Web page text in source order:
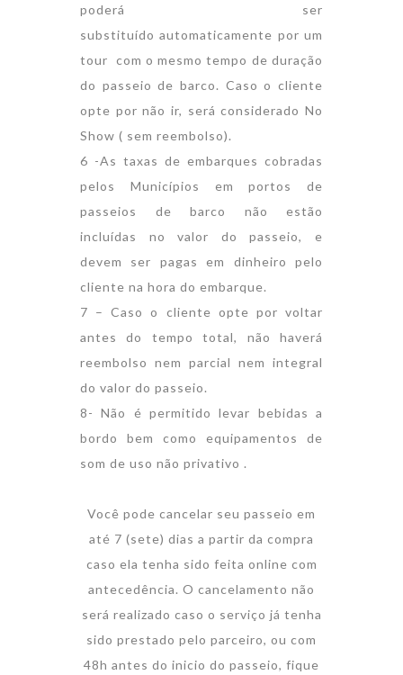
poderá ser
substituído automaticamente por um
tour com o mesmo tempo de duração
do passeio de barco. Caso o cliente
opte por não ir, será considerado No
Show ( sem reembolso).
6 -As taxas de embarques cobradas
pelos Municípios em portos de
passeios de barco não estão
incluídas no valor do passeio, e
devem ser pagas em dinheiro pelo
cliente na hora do embarque.
7 – Caso o cliente opte por voltar
antes do tempo total, não haverá
reembolso nem parcial nem integral
do valor do passeio.
8- Não é permitido levar bebidas a
bordo bem como equipamentos de
som de uso não privativo .
Você pode cancelar seu passeio em
até 7 (sete) dias a partir da compra
caso ela tenha sido feita online com
antecedência. O cancelamento não
será realizado caso o serviço já tenha
sido prestado pelo parceiro, ou com
48h antes do inicio do passeio, fique